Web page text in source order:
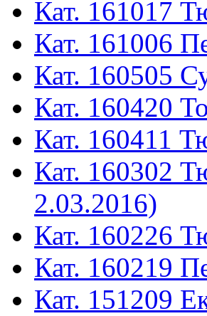
Кат. 161017
Кат. 161006
Кат. 160505
Кат. 160420
Кат. 160411
Кат. 160302
2.03.2016)
Кат. 160226
Кат. 160219
Кат. 151209